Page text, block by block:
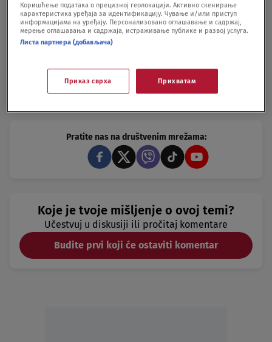
HRONIKA18.01.22.
VIDEO Potresne scene kod "Starog
Merkatora": Povređene iznose iz
zgrade
HITNA POMOC MERKATOR POVREDJENI
Pratite nas na društvenim mrežama:
Koje je tvoje mišljenje o ovoj temi?
Učestvuj u diskusiji ili pročitaj komentare
Budite prvi koji će ostaviti komentar
Коришћење података о прецизној геолокацији. Активно скенирање
карактеристика уређаја за идентификацију. Чување и/или приступ
информацијама на уређају. Персонализовано оглашавање и садржај,
мерење оглашавања и садржаја, истраживање публике и развој услуга.
Листа партнера (добављача)
Приказ сврха Прихватам